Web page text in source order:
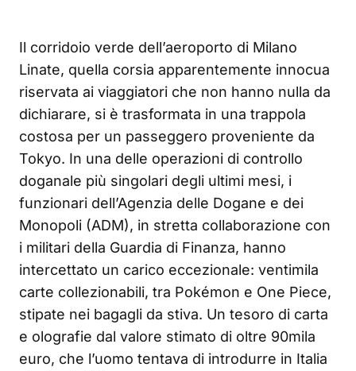
Il corridoio verde dell’aeroporto di Milano
Linate, quella corsia apparentemente innocua
riservata ai viaggiatori che non hanno nulla da
dichiarare, si è trasformata in una trappola
costosa per un passeggero proveniente da
Tokyo. In una delle operazioni di controllo
doganale più singolari degli ultimi mesi, i
funzionari dell’Agenzia delle Dogane e dei
Monopoli (ADM), in stretta collaborazione con
i militari della Guardia di Finanza, hanno
intercettato un carico eccezionale: ventimila
carte collezionabili, tra Pokémon e One Piece,
stipate nei bagagli da stiva. Un tesoro di carta
e olografie dal valore stimato di oltre 90mila
euro, che l’uomo tentava di introdurre in Italia